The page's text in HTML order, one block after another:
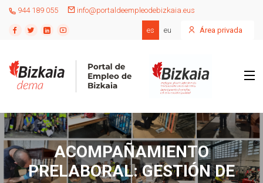
944 189 055 info@portaldeempleodebizkaia.eus
es eu Área privada
ACOMPAÑAMIENTO
PRELABORAL: GESTIÓN DE